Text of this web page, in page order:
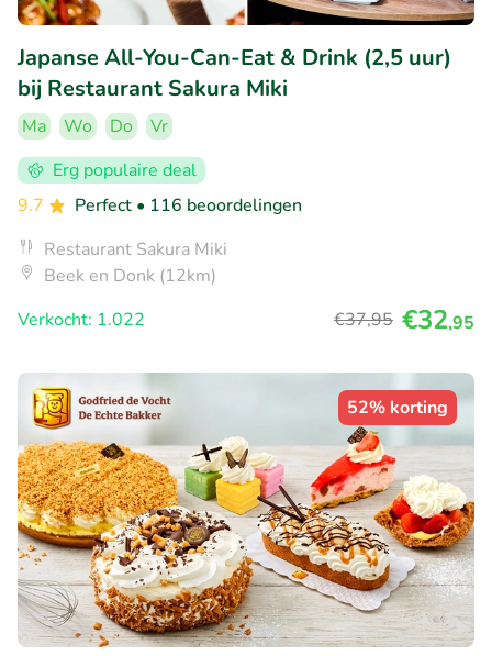
Japanse All-You-Can-Eat & Drink (2,5 uur)
bij Restaurant Sakura Miki
Ma Wo Do
Vr
Erg populaire deal
9.7
Perfect • 116 beoordelingen
Restaurant Sakura Miki
Beek en Donk (12km)
Verkocht: 1.022
€37,95 €32,95
52% korting